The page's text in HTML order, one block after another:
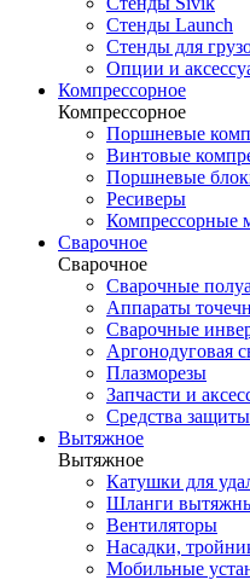
Стенды Launch
Стенды для
Опции и
Компрессорное
Компрессорное
Поршневые
Винтовые
Поршневые
Ресиверы
Компрессорные
Сварочное
Сварочное
Сварочные
Аппараты
Сварочные
Аргонодуговая
Плазморезы
Запчасти и
Средства защиты
Вытяжное
Вытяжное
Катушки для
Шланги
Вентиляторы
Насадки,
Мобильные